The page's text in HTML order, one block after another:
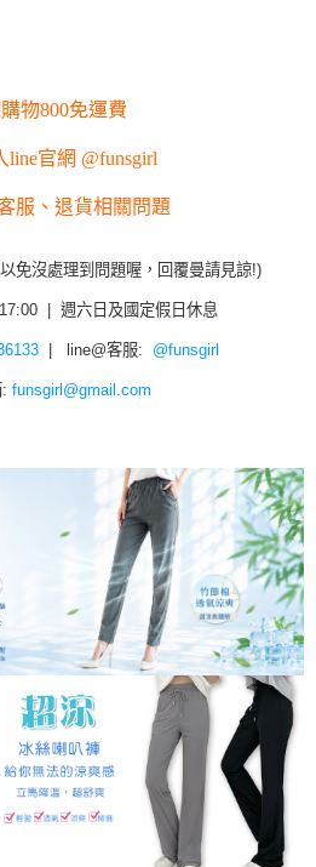
物800免運費
line官網 @funsgirl
服、退貨相關問題
免沒處理到問題喔，回覆曼請見諒!)
| 週六日及國定假日休息
| line@客服: @funsgirl
funsgirl@gmail.com